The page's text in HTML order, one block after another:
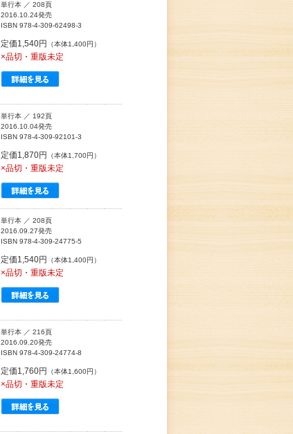
単行本 ／ 208頁
2016.10.24発売
ISBN 978-4-309-62498-3
定価1,540円 （本体1,400円）
×品切・重版未定
単行本 ／ 192頁
2016.10.04発売
ISBN 978-4-309-92101-3
定価1,870円 （本体1,700円）
×品切・重版未定
単行本 ／ 208頁
2016.09.27発売
ISBN 978-4-309-24775-5
定価1,540円 （本体1,400円）
×品切・重版未定
単行本 ／ 216頁
2016.09.20発売
ISBN 978-4-309-24774-8
定価1,760円 （本体1,600円）
×品切・重版未定